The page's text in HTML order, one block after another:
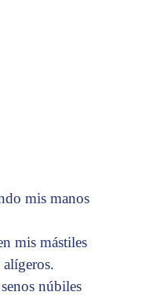
mis manos
mis mástiles
núbiles